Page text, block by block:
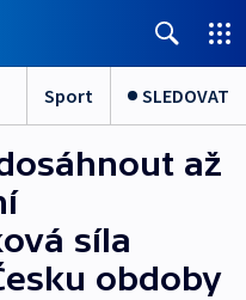
Sport SLEDOVAT
až
síla
obdoby